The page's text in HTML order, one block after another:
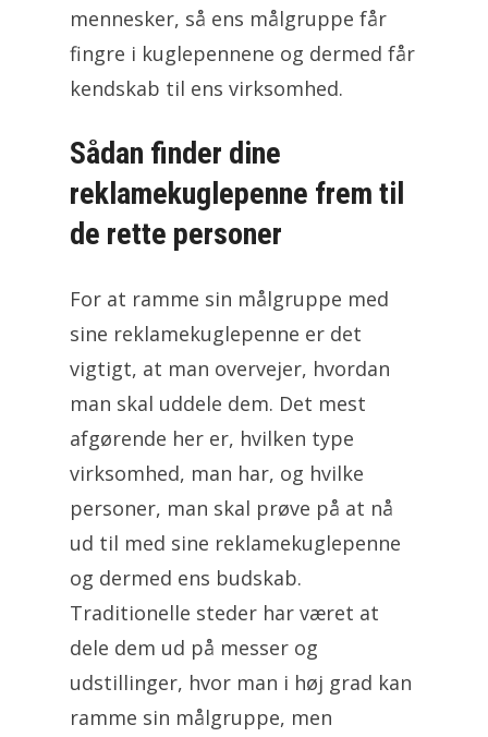
mennesker, så ens målgruppe får
fingre i kuglepennene og dermed får
kendskab til ens virksomhed.
Sådan finder dine
reklamekuglepenne frem til
de rette personer
For at ramme sin målgruppe med
sine reklamekuglepenne er det
vigtigt, at man overvejer, hvordan
man skal uddele dem. Det mest
afgørende her er, hvilken type
virksomhed, man har, og hvilke
personer, man skal prøve på at nå
ud til med sine reklamekuglepenne
og dermed ens budskab.
Traditionelle steder har været at
dele dem ud på messer og
udstillinger, hvor man i høj grad kan
ramme sin målgruppe, men